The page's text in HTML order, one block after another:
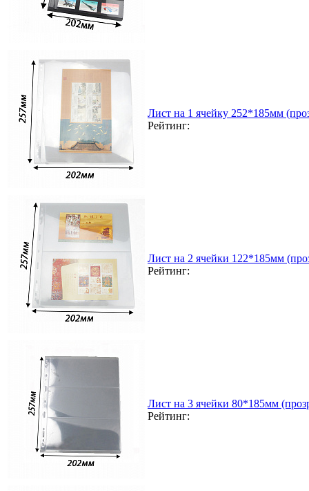
Лист на 1 ячейку 252*185мм
Рейтинг:
Лист на 2 ячейки 122*185мм
Рейтинг:
Лист на 3 ячейки 80*185мм
Рейтинг: